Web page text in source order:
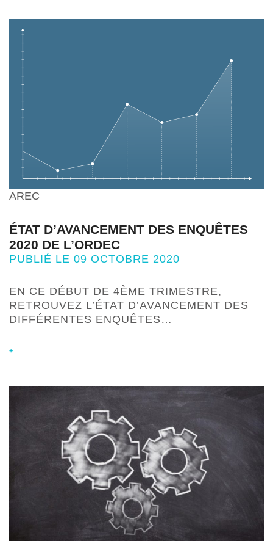
AREC
ÉTAT D’AVANCEMENT DES ENQUÊTES
2020 DE L’ORDEC
PUBLIÉ LE 09 OCTOBRE 2020
EN CE DÉBUT DE 4ÈME TRIMESTRE,
RETROUVEZ L’ÉTAT D’AVANCEMENT DES
DIFFÉRENTES ENQUÊTES…
+